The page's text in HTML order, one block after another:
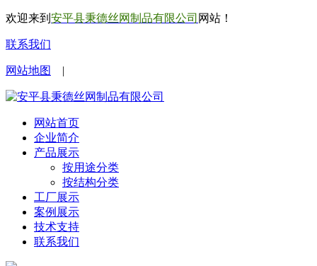
欢迎来到 安平县秉德丝网制品有限公司 网站！
联系我们
网站地图 |
网站首页
企业简介
产品展示
按用途分类
按结构分类
工厂展示
案例展示
技术支持
联系我们